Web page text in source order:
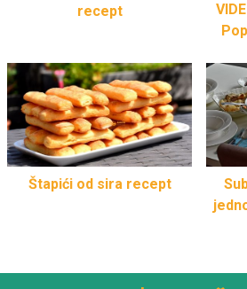
recept
Štapići od sira recept